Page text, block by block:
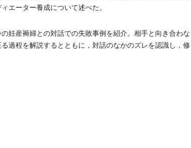
エーター養成について述べた。
妊産褥婦との対話での失敗事例を紹介。相手と向き合わな
過程を解説するとともに，対話のなかのズレを認識し，修